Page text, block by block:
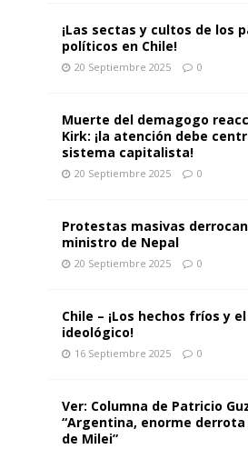
¡Las sectas y cultos de los
políticos en Chile!
20 Septiembre 2025 0
Muerte del demagogo
Kirk: ¡la atención debe
sistema capitalista!
20 Septiembre 2025 0
Protestas masivas
ministro de Nepal
20 Septiembre 2025 0
Chile – ¡Los hechos fríos y
ideológico!
16 Septiembre 2025 0
Ver: Columna de Patricio
“Argentina, enorme
de Milei”